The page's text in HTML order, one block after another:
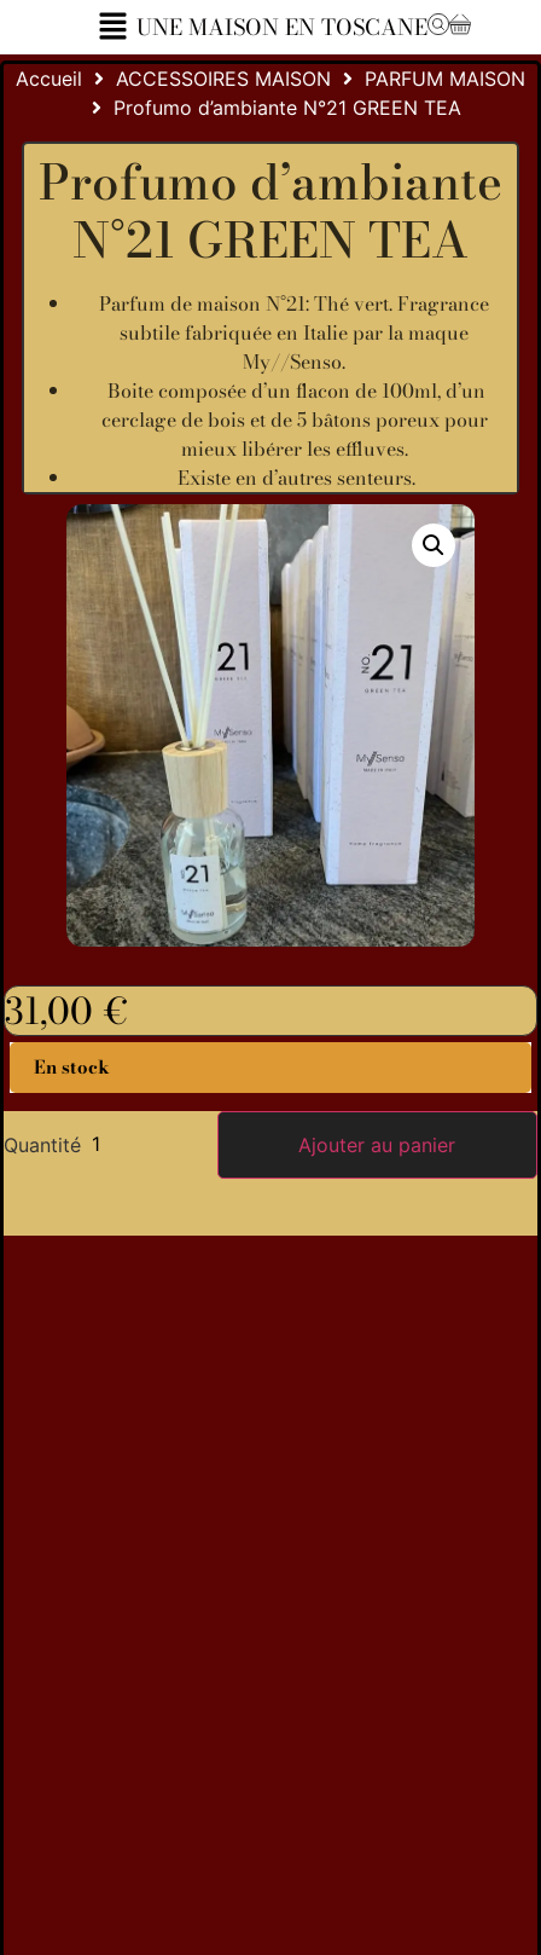
UNE MAISON EN TOSCANE
31,00 €
En stock
Quantité Ajouter au panier
Accueil ACCESSOIRES MAISON
PARFUM MAISON
Profumo d’ambiante N°21 GREEN TEA
Profumo d’ambiante
N°21 GREEN TEA
Parfum de maison N°21: Thé vert. Fragrance
subtile fabriquée en Italie par la maque
My//Senso.
Boite composée d’un flacon de 100ml, d’un
cerclage de bois et de 5 bâtons poreux pour
mieux libérer les effluves.
Existe en d’autres senteurs.